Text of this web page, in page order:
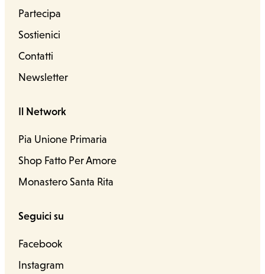
Partecipa
Sostienici
Contatti
Newsletter
Il Network
Pia Unione Primaria
Shop Fatto Per Amore
Monastero Santa Rita
Seguici su
Facebook
Instagram